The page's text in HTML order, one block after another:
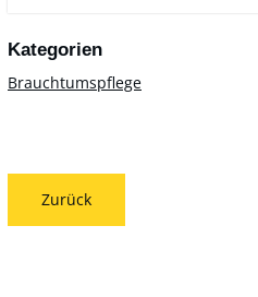
Brauchtumspflege
Zurück